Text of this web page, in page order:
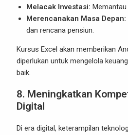
Melacak Investasi: Memantau
Merencanakan Masa Depan:
dan rencana pensiun.
Kursus Excel akan memberikan
diperlukan untuk mengelola
baik.
8. Meningkatkan
Digital
Di era digital, keterampilan